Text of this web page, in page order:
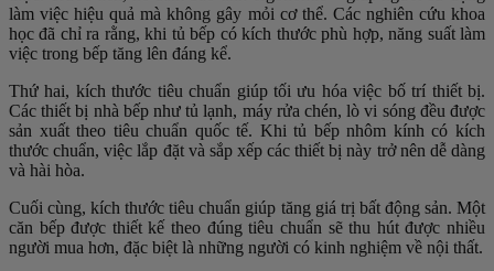
làm việc hiệu quả mà không gây mỏi cơ thể. Các nghiên cứu khoa
học đã chỉ ra rằng, khi tủ bếp có kích thước phù hợp, năng suất làm
việc trong bếp tăng lên đáng kể.
Thứ hai, kích thước tiêu chuẩn giúp tối ưu hóa việc bố trí thiết bị.
Các thiết bị nhà bếp như tủ lạnh, máy rửa chén, lò vi sóng đều được
sản xuất theo tiêu chuẩn quốc tế. Khi tủ bếp nhôm kính có kích
thước chuẩn, việc lắp đặt và sắp xếp các thiết bị này trở nên dễ dàng
và hài hòa.
Cuối cùng, kích thước tiêu chuẩn giúp tăng giá trị bất động sản. Một
căn bếp được thiết kế theo đúng tiêu chuẩn sẽ thu hút được nhiều
người mua hơn, đặc biệt là những người có kinh nghiệm về nội thất.